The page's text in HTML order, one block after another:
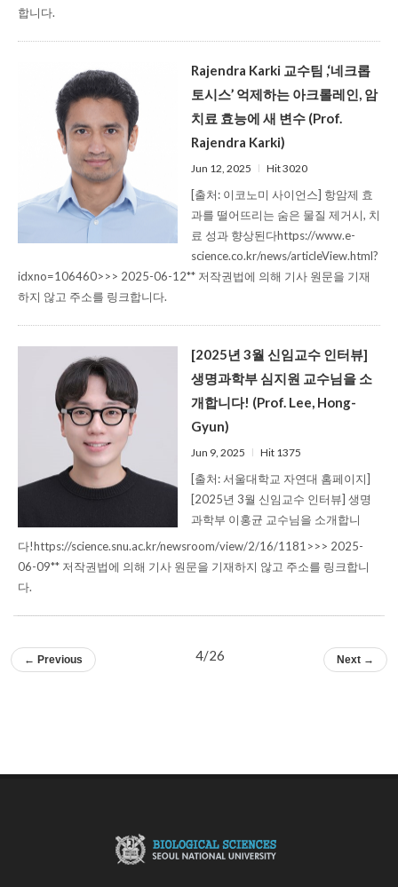
합니다.
Rajendra Karki 교수팀 ,‘네크롭
토시스’ 억제하는 아크롤레인, 암
치료 효능에 새 변수 (Prof.
Rajendra Karki)
Jun 12, 2025 l Hit 3020
[출처: 이코노미 사이언스] 항암제 효
과를 떨어뜨리는 숨은 물질 제거시, 치
료 성과 향상된다https://www.e-
science.co.kr/news/articleView.html?
idxno=106460>>> 2025-06-12** 저작권법에 의해 기사 원문을 기재
하지 않고 주소를 링크합니다.
[2025년 3월 신임교수 인터뷰]
생명과학부 심지원 교수님을 소
개합니다! (Prof. Lee, Hong-
Gyun)
Jun 9, 2025 l Hit 1375
[출처: 서울대학교 자연대 홈페이지]
[2025년 3월 신임교수 인터뷰] 생명
과학부 이홍균 교수님을 소개합니
다!https://science.snu.ac.kr/newsroom/view/2/16/1181>>> 2025-
06-09** 저작권법에 의해 기사 원문을 기재하지 않고 주소를 링크합니
다.
← Previous 4/26 Next →